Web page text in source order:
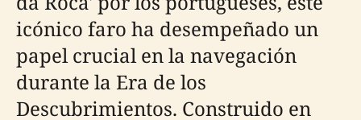
icónico faro ha desempeñado un
papel crucial en la navegación
durante la Era de los
Descubrimientos. Construido en